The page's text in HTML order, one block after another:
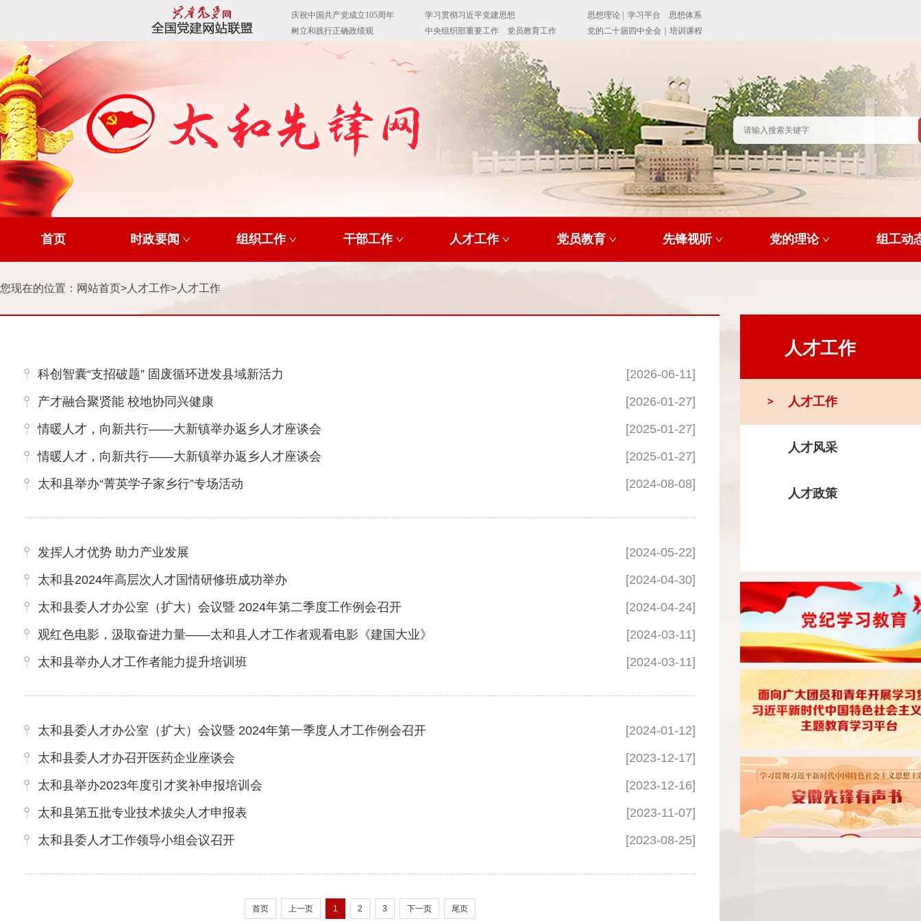
首页 时政要闻 组织工作 干部工作 人才工作 党员教育 先锋视听 党的理论 组工动
您现在的位置： 网站首页> 人才工作> 人才工作
人才工作
人才工作
人才风采
人才政策
[2026-06-11]
科创智囊“支招破题” 固废循环迸发县域新活力
[2026-01-27]
产才融合聚贤能 校地协同兴健康
[2025-01-27]
情暖人才，向新共行——大新镇举办返乡人才座谈会
[2025-01-27]
情暖人才，向新共行——大新镇举办返乡人才座谈会
[2024-08-08]
太和县举办“菁英学子家乡行”专场活动
[2024-05-22]
发挥人才优势 助力产业发展
[2024-04-30]
太和县2024年高层次人才国情研修班成功举办
[2024-04-24]
太和县委人才办公室（扩大）会议暨 2024年第二季度工作例会召开
[2024-03-11]
观红色电影，汲取奋进力量——太和县人才工作者观看电影《建国大业》
[2024-03-11]
太和县举办人才工作者能力提升培训班
[2024-01-12]
太和县委人才办公室（扩大）会议暨 2024年第一季度人才工作例会召开
[2023-12-17]
太和县委人才办召开医药企业座谈会
[2023-12-16]
太和县举办2023年度引才奖补申报培训会
[2023-11-07]
太和县第五批专业技术拔尖人才申报表
[2023-08-25]
太和县委人才工作领导小组会议召开
首页 上一页 1 2 3 下一页 尾页